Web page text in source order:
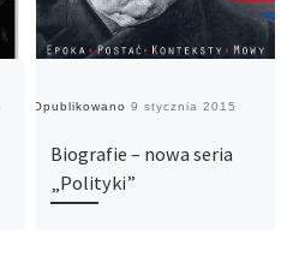
Opublikowano 9 stycznia 2015
Biografie – nowa seria
„Polityki”